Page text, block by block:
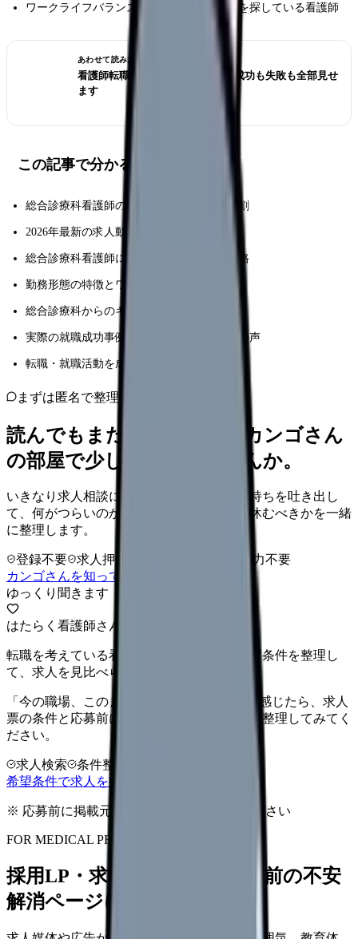
ワークライフバランスを重視した勤務形態を探している看護師
あわせて読みたい
看護師転職のリアル体験談12選｜成功も失敗も全部見せ
ます
この記事で分かること
総合診療科看護師の具体的な業務内容と役割
2026年最新の求人動向と給与水準
総合診療科看護師に求められるスキルと資格
勤務形態の特徴とワークライフバランス
総合診療科からのキャリアパスと将来展望
実際の就職成功事例と活躍している看護師の声
転職・就職活動を成功させるためのポイント
まずは匿名で整理
読んでもまだ苦しいなら、カンゴさん
の部屋で少し話してみませんか。
いきなり求人相談には進みません。今の気持ちを吐き出し
て、何がつらいのか、辞めるべきか、少し休むべきかを一緒
に整理します。
登録不要 求人押し売りなし
病院名は入力不要
カンゴさんを知ってから相談する
ゆっくり聞きます
はたらく看護師さん 求人
転職を考えている看護師さんへ。まずは希望条件を整理し
て、求人を見比べられます。
「今の職場、このままでいいのかな...」そう感じたら、求人
票の条件と応募前に確認したい不安を分けて整理してみてく
ださい。
求人検索 条件整理
希望条件で求人を探す
※ 応募前に掲載元の最新情報を確認してください
FOR MEDICAL PROVIDERS
採用LP・求人ページを、応募前の不安
解消ページにできます